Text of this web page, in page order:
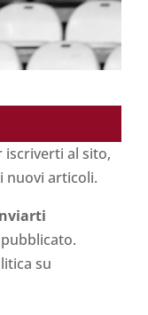
iscriverti al sito,
nuovi articoli.
su